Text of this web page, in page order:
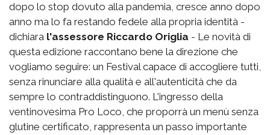
dopo lo stop dovuto alla pandemia, cresce anno dopo
anno ma lo fa restando fedele alla propria identità -
dichiara l'assessore Riccardo Origlia - Le novità di
questa edizione raccontano bene la direzione che
vogliamo seguire: un Festival capace di accogliere tutti,
senza rinunciare alla qualità e all'autenticità che da
sempre lo contraddistinguono. L'ingresso della
ventinovesima Pro Loco, che proporrà un menù senza
glutine certificato, rappresenta un passo importante